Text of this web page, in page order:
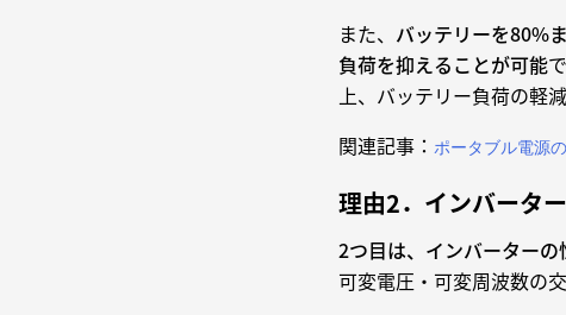
また、 バッテリーを80%
負荷を抑えることが可能
上、バッテリー負荷の軽
関連記事： ポータブル電源
理由2．インバータ
2つ目は、インバーター
可変電圧・可変周波数の